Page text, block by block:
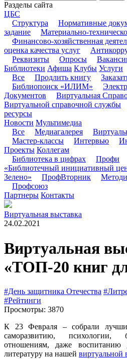
Разделы сайта
ЦБС
Структура
Нормативные
задание
Материально-
Финансово-хозяйственная
оценка качества услуг
Реквизиты
Опросы
Библиотеки Афиша Клубы Услуги
Все
Продлить книгу
Библиопоиск «ИЛИМ»
Документов
Виртуальная
Виртуальной справочной службы
ресурсы
Новости Мультимедиа
Все
Медиагалерея
Мастер-классы
Интервью
Проекты Коллегам
Библиотека в цифрах
Профи
«Библиотечный инициативный
Зелено»
ПрофВторник
Профсоюз
Партнеры Контакты
Виртуальная выставка
24.02.2021
Виртуальная
«ТОП-20 книг
#День защитника Отечества
#Рейтинги
Просмотры: 3870
К 23 Февраля – собрали
саморазвитию, психологии,
отношениям, даже воспитанию
литературу на нашей виртуальной